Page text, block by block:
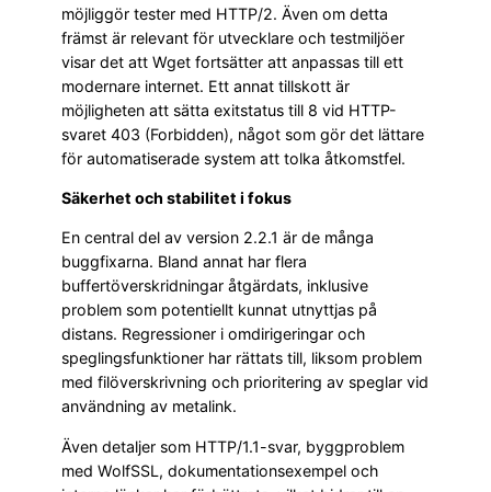
möjliggör tester med HTTP/2. Även om detta
främst är relevant för utvecklare och testmiljöer
visar det att Wget fortsätter att anpassas till ett
modernare internet. Ett annat tillskott är
möjligheten att sätta exitstatus till 8 vid HTTP-
svaret 403 (Forbidden), något som gör det lättare
för automatiserade system att tolka åtkomstfel.
Säkerhet och stabilitet i fokus
En central del av version 2.2.1 är de många
buggfixarna. Bland annat har flera
buffertöverskridningar åtgärdats, inklusive
problem som potentiellt kunnat utnyttjas på
distans. Regressioner i omdirigeringar och
speglingsfunktioner har rättats till, liksom problem
med filöverskrivning och prioritering av speglar vid
användning av metalink.
Även detaljer som HTTP/1.1-svar, byggproblem
med WolfSSL, dokumentationsexempel och